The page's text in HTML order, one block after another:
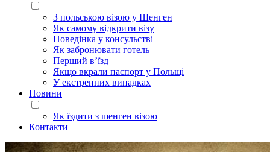
З польською візою у Шенген
Як самому відкрити візу
Поведінка у консульстві
Як забронювати готель
Перший в’їзд
Якщо вкрали паспорт у Польщі
У екстренних випадках
Новини
Як їздити з шенген візою
Контакти